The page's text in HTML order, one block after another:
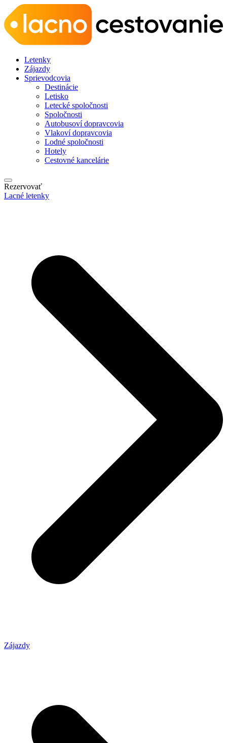
Letenky
Zájazdy
Sprievodcovia
Destinácie
Letisko
Letecké spoločnosti
Spoločnosti
Autobusoví dopravcovia
Vlakoví dopravcovia
Lodné spoločnosti
Hotely
Cestovné kancelárie
Rezervovať
Lacné letenky
Zájazdy